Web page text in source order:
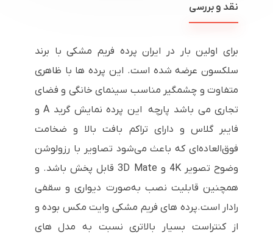
نقد و بررسی
برای اولین بار در ایران پرده فریم مشکی با برند
سلکسون عرضه شده است. این پرده ها با ظاهری
متفاوت و چشمگیر مناسب سینمای خانگی و فضای
تجاری می باشد پارچه این پرده نمایش گرید Aو
فایبر گلاس و دارای تراکم بافت بالا و ضخامت
فوق‌العاده‌ای که باعث می‌شود تصاویر با رزولوشن
وضوح تصویر4K و 3D Mateقابل پخش باشد. و
همچنین قابلیت نصب به‌صورت دیواری و سقفی
رادار است.پرده های فریم مشکی وایت مکس بوده و
از کنتراست بسیار بالاتری نسبت به مدل های